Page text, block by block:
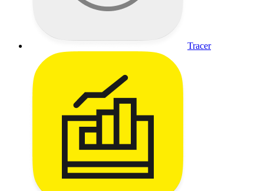
Tracer